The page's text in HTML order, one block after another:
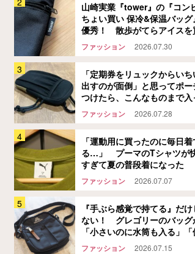
山崎実業『tower』の『コン
ちょい買い 保冷&保温バッグ
優秀！ 散歩がてらアイスを
に行ってみた結果…
ファッション 2026.07.30
「定期券をリュックからいち
出すのが面倒」と思ってポー
つけたら、こんなものまで入
話
ファッション 2026.07.28
「運動用に買ったのに毎日着
る…」 プーマのTシャツが
すぎて夏の普段着になった
ファッション 2026.07.07
『手ぶら感覚で持てる』だけ
ない！ グレゴリーのバッグ
「小さいのに水筒も入る」「
道が多くて手放せない」
ファッション 2026.07.15